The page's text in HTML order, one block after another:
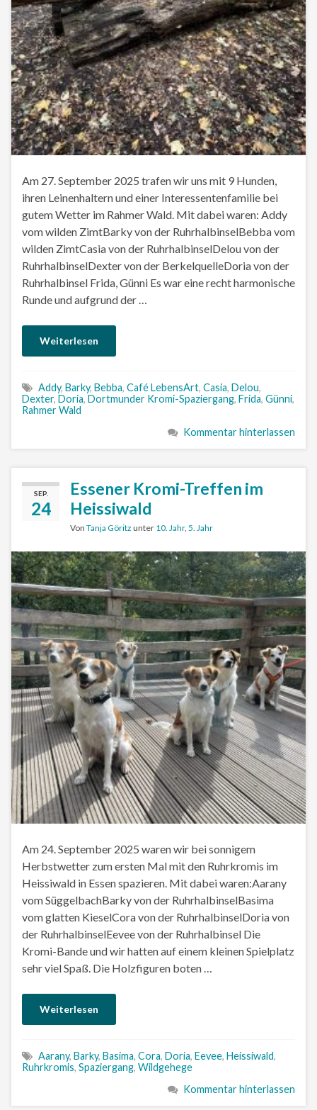
Am 27. September 2025 trafen wir uns mit 9 Hunden,
ihren Leinenhaltern und einer Interessentenfamilie bei
gutem Wetter im Rahmer Wald. Mit dabei waren: Addy
vom wilden ZimtBarky von der RuhrhalbinselBebba vom
wilden ZimtCasia von der RuhrhalbinselDelou von der
RuhrhalbinselDexter von der BerkelquelleDoria von der
Ruhrhalbinsel Frida, Günni Es war eine recht harmonische
Runde und aufgrund der …
Weiterlesen
Addy, Barky, Bebba, Café LebensArt, Casia, Delou,
Dexter, Doria, Dortmunder Kromi-Spaziergang, Frida, Günni,
Rahmer Wald
Kommentar hinterlassen
SEP.
24
Essener Kromi-Treffen im
Heissiwald
Von Tanja Göritz unter 10. Jahr, 5. Jahr
Am 24. September 2025 waren wir bei sonnigem
Herbstwetter zum ersten Mal mit den Ruhrkromis im
Heissiwald in Essen spazieren. Mit dabei waren:Aarany
vom SüggelbachBarky von der RuhrhalbinselBasima
vom glatten KieselCora von der RuhrhalbinselDoria von
der RuhrhalbinselEevee von der Ruhrhalbinsel Die
Kromi-Bande und wir hatten auf einem kleinen Spielplatz
sehr viel Spaß. Die Holzfiguren boten …
Weiterlesen
Aarany, Barky, Basima, Cora, Doria, Eevee, Heissiwald,
Ruhrkromis, Spaziergang, Wildgehege
Kommentar hinterlassen